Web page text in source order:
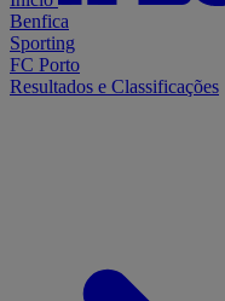
Benfica
Sporting
FC Porto
Resultados e Classificações